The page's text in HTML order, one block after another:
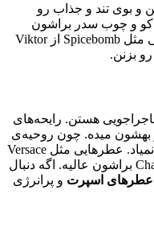
و بوی تند و جذاب رو
و چوب سدر براشون
فوق‌العاده‌ست. پیشنهاد میشه عطرهایی مثل Spicebomb از Viktor
هستن. رایحه‌های
بهشون میده. چون روحیه‌ی
خوبی دارن و از بوی سنگین خوششون نمیاد. عطرهایی مثل Versace
Dylan Blue یا Chanel Allure Homme Sport براشون عالیه. اگه دنبال
عطرهای اسپرت و پرانرژی